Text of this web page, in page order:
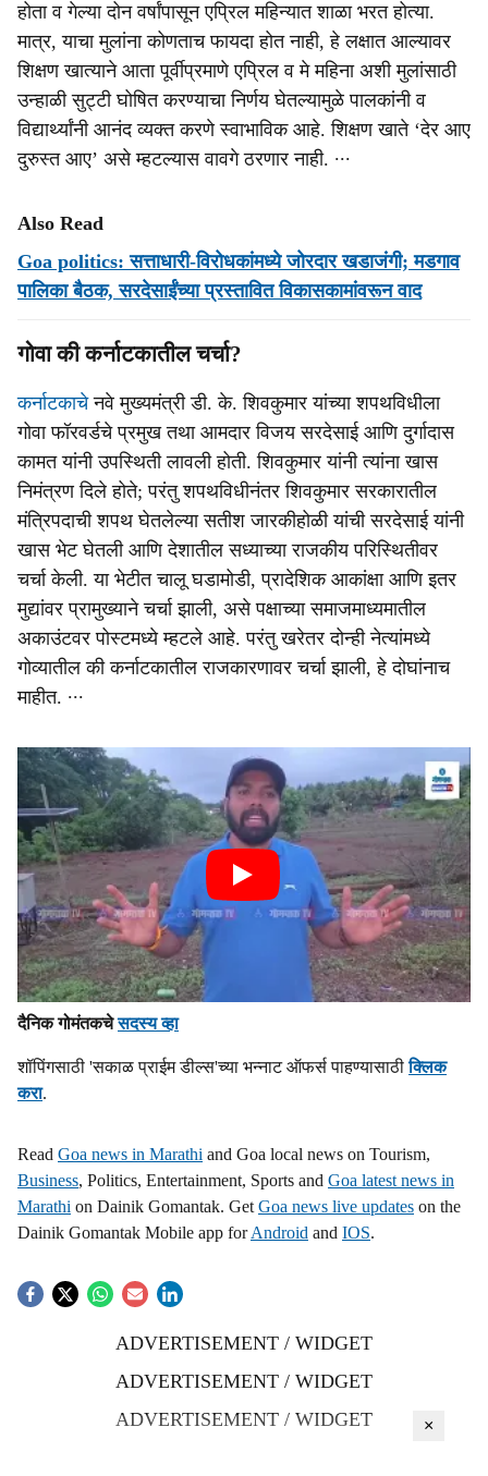
होता व गेल्या दोन वर्षांपासून एप्रिल महिन्यात शाळा भरत होत्या.
मात्र, याचा मुलांना कोणताच फायदा होत नाही, हे लक्षात आल्यावर
शिक्षण खात्याने आता पूर्वीप्रमाणे एप्रिल व मे महिना अशी मुलांसाठी
उन्हाळी सुट्टी घोषित करण्याचा निर्णय घेतल्यामुळे पालकांनी व
विद्यार्थ्यांनी आनंद व्यक्त करणे स्वाभाविक आहे. शिक्षण खाते ‘देर आए
दुरुस्त आए’ असे म्हटल्यास वावगे ठरणार नाही. ∙∙∙
Also Read
Goa politics: सत्ताधारी-विरोधकांमध्ये जोरदार खडाजंगी; मडगाव
पालिका बैठक, सरदेसाईंच्या प्रस्तावित विकासकामांवरून वाद
गोवा की कर्नाटकातील चर्चा?
कर्नाटकाचेनवे मुख्यमंत्री डी. के. शिवकुमार यांच्या शपथविधीला
गोवा फॉरवर्डचे प्रमुख तथा आमदार विजय सरदेसाई आणि दुर्गादास
कामत यांनी उपस्थिती लावली होती. शिवकुमार यांनी त्यांना खास
निमंत्रण दिले होते; परंतु शपथविधीनंतर शिवकुमार सरकारातील
मंत्रिपदाची शपथ घेतलेल्या सतीश जारकीहोळी यांची सरदेसाई यांनी
खास भेट घेतली आणि देशातील सध्याच्या राजकीय परिस्थितीवर
चर्चा केली. या भेटीत चालू घडामोडी, प्रादेशिक आकांक्षा आणि इतर
मुद्यांवर प्रामुख्याने चर्चा झाली, असे पक्षाच्या समाजमाध्यमातील
अकाउंटवर पोस्टमध्ये म्हटले आहे. परंतु खरेतर दोन्ही नेत्यांमध्ये
गोव्यातील की कर्नाटकातील राजकारणावर चर्चा झाली, हे दोघांनाच
माहीत. ∙∙∙
दैनिक गोमंतकचेसदस्य व्हा
शॉपिंगसाठी 'सकाळ प्राईम डील्स'च्या भन्नाट ऑफर्स पाहण्यासाठीक्लिक
करा.
Read Goa news in Marathi and Goa local news on Tourism,
Business, Politics, Entertainment, Sports and Goa latest news in
Marathi on Dainik Gomantak. Get Goa news live updates on the
Dainik Gomantak Mobile app forAndroid and IOS.
ADVERTISEMENT / WIDGET
ADVERTISEMENT / WIDGET
ADVERTISEMENT / WIDGET
×